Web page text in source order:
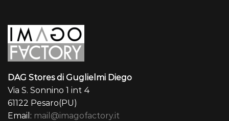
DAG Stores di Guglielmi Diego
Via S. Sonnino 1 int 4
61122 Pesaro(PU)
Email: mail@imagofactory.it